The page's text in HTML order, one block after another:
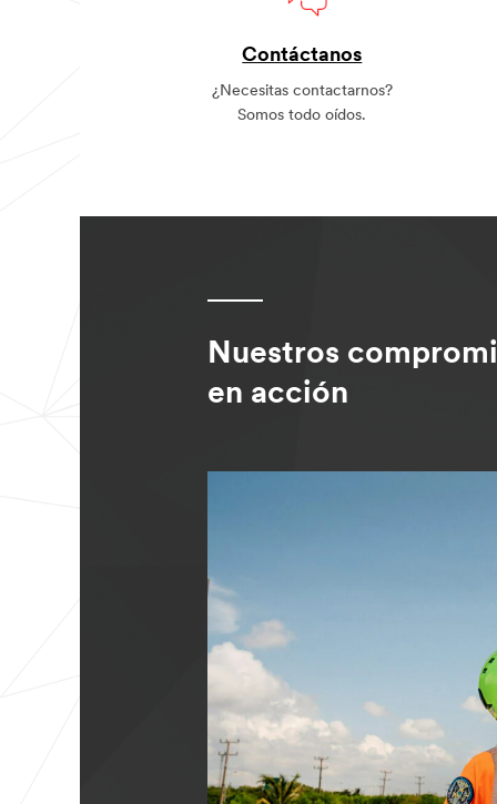
Contáctanos
¿Necesitas contactarnos?
Somos todo oídos.
Nuestros
en acción